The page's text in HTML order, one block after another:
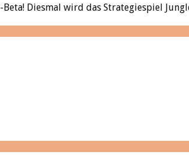
Diesmal wird das Strategiespiel